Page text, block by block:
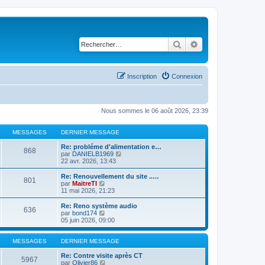
Rechercher
Connexion
Inscription
Nous sommes le 06 août 2026, 23:39
MESSAGES DERNIER MESSAGE
868
Re: probléme d'alimentation e…
par DANIELB1969
n
s
r
d
n
i
22 avr. 2026, 13:43
801
Re: Renouvellement du site ..…
par MaitreTI
o
n
s
l
e
r
l
e
11 mai 2026, 21:23
636
Re: Reno système audio
par bond174
o
n
s
u
l
t
05 juin 2026, 09:00
MESSAGES DERNIER MESSAGE
5967
Re: Contre visite après CT
par Olivier86